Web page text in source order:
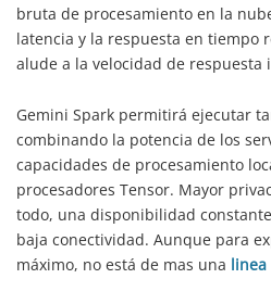
bruta de procesamiento en la
latencia y la respuesta en tiempo
alude a la velocidad de respuesta
Gemini Spark permitirá ejecutar
combinando la potencia de los
capacidades de procesamiento
procesadores Tensor. Mayor
todo, una disponibilidad
baja conectividad. Aunque para
máximo, no está de mas una linea